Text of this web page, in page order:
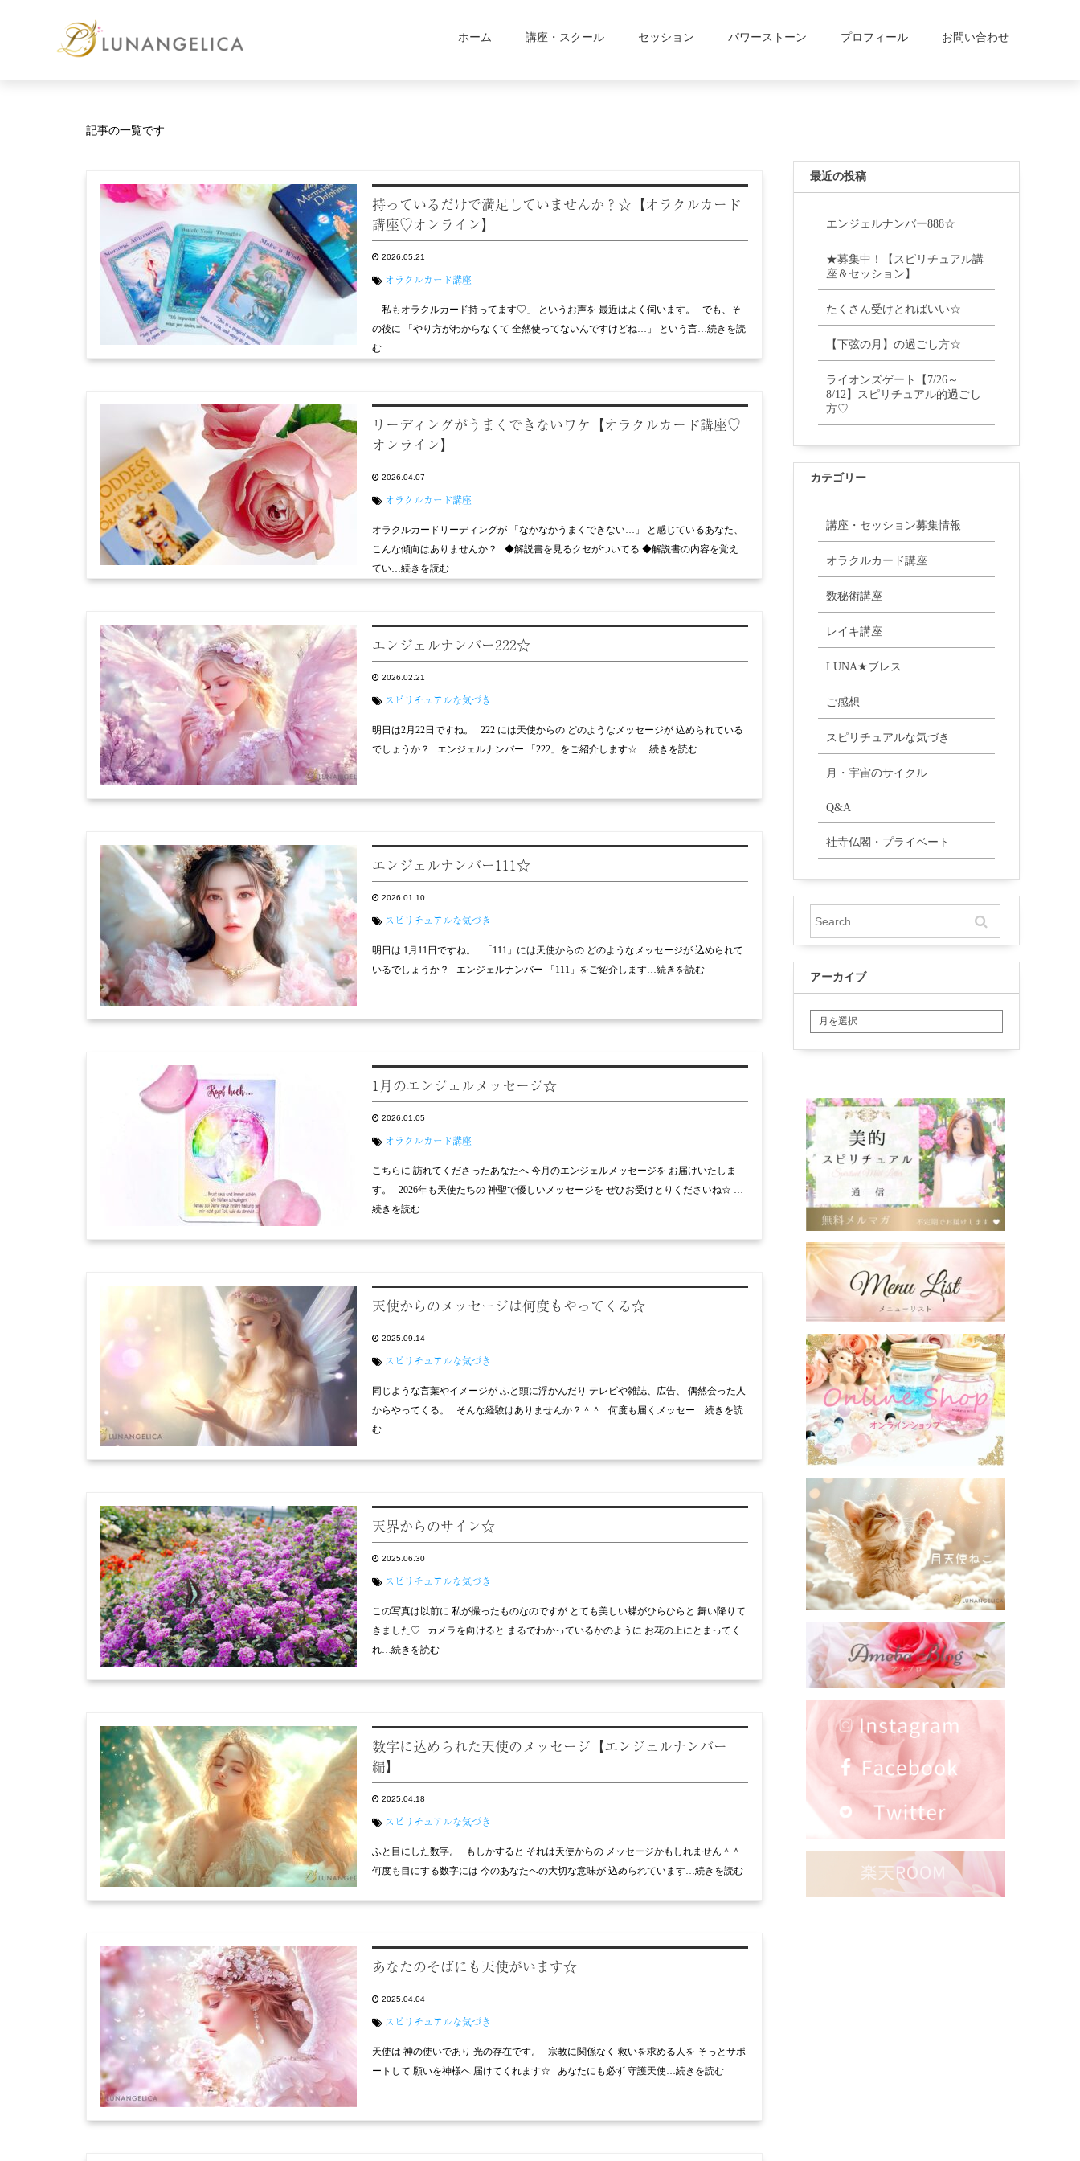
ホーム 講座・スクール セッション パワーストーン プロフィール お問い合わせ
記事の一覧です
持っているだけで満足していませんか？☆【オラクルカード
講座♡オンライン】
2026.05.21
オラクルカード講座
「私もオラクルカード持ってます♡」 というお声を 最近はよく伺います。 でも、そ
の後に 「やり方がわからなくて 全然使ってないんですけどね…」 という言…続きを読
む
リーディングがうまくできないワケ【オラクルカード講座♡
オンライン】
2026.04.07
オラクルカード講座
オラクルカードリーディングが 「なかなかうまくできない…」 と感じているあなた、
こんな傾向はありませんか？ ◆解説書を見るクセがついてる ◆解説書の内容を覚え
てい…続きを読む
エンジェルナンバー222☆
2026.02.21
スピリチュアルな気づき
明日は2月22日ですね。 222 には天使からの どのようなメッセージが 込められている
でしょうか？ エンジェルナンバー 「222」をご紹介します☆ …続きを読む
エンジェルナンバー111☆
2026.01.10
スピリチュアルな気づき
明日は 1月11日ですね。 「111」には天使からの どのようなメッセージが 込められて
いるでしょうか？ エンジェルナンバー 「111」をご紹介します…続きを読む
1月のエンジェルメッセージ☆
2026.01.05
オラクルカード講座
こちらに 訪れてくださったあなたへ 今月のエンジェルメッセージを お届けいたしま
す。 2026年も天使たちの 神聖で優しいメッセージを ぜひお受けとりくださいね☆ …
続きを読む
天使からのメッセージは何度もやってくる☆
2025.09.14
スピリチュアルな気づき
同じような言葉やイメージが ふと頭に浮かんだり テレビや雑誌、広告、 偶然会った人
からやってくる。 そんな経験はありませんか？＾＾ 何度も届くメッセー…続きを読
む
天界からのサイン☆
2025.06.30
スピリチュアルな気づき
この写真は以前に 私が撮ったものなのですが とても美しい蝶がひらひらと 舞い降りて
きました♡ カメラを向けると まるでわかっているかのように お花の上にとまってく
れ…続きを読む
数字に込められた天使のメッセージ【エンジェルナンバー
編】
2025.04.18
スピリチュアルな気づき
ふと目にした数字。 もしかすると それは天使からの メッセージかもしれません＾＾
何度も目にする数字には 今のあなたへの大切な意味が 込められています…続きを読む
あなたのそばにも天使がいます☆
2025.04.04
スピリチュアルな気づき
天使は 神の使いであり 光の存在です。 宗教に関係なく 救いを求める人を そっとサポ
ートして 願いを神様へ 届けてくれます☆ あなたにも必ず 守護天使…続きを読む
最近の投稿
エンジェルナンバー888☆
★募集中！【スピリチュアル講
座＆セッション】
たくさん受けとればいい☆
【下弦の月】の過ごし方☆
ライオンズゲート【7/26～
8/12】スピリチュアル的過ごし
方♡
カテゴリー
講座・セッション募集情報
オラクルカード講座
数秘術講座
レイキ講座
LUNA★ブレス
ご感想
スピリチュアルな気づき
月・宇宙のサイクル
Q&A
社寺仏閣・プライベート
アーカイブ